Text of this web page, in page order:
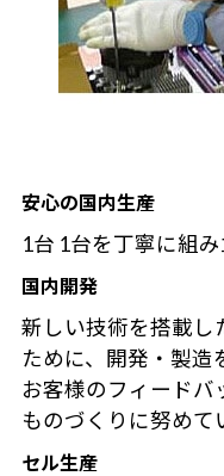
安心の国内生産
1台 1台を丁寧に組
国内開発
新しい技術を搭載し
ために、開発・製造
お客様のフィードバ
ものづくりに努めて
セル生産